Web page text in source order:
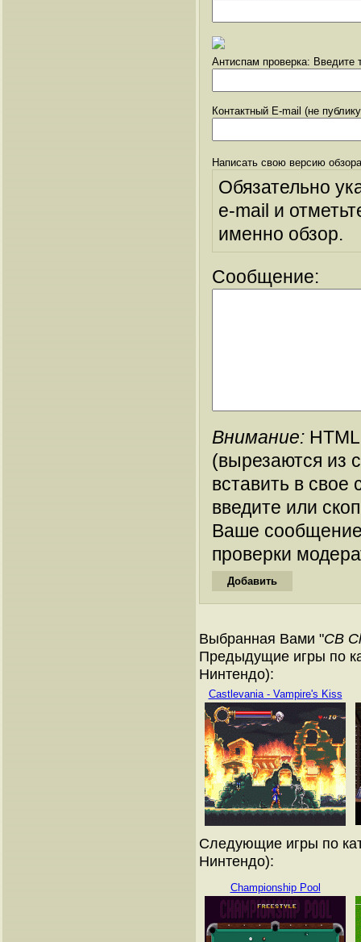
Антиспам проверка: Введите
Контактный E-mail (не
Написать свою версию
Обязательно
e-mail и
именно обзор.
Сообщение:
Внимание:
(вырезаются из
вставить в
введите или
Ваше
проверки
Выбранная Вами "CB
Предыдущие игры по
Нинтендо):
Castlevania - Vampire's Kiss
Следующие игры по
Нинтендо):
Championship Pool